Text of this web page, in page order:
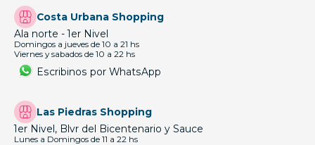
Costa Urbana Shopping
Ala norte - 1er Nivel
Domingos a jueves de 10 a 21 hs
Viernes y sabados de 10 a 22 hs
Escribinos por WhatsApp
Las Piedras Shopping
1er Nivel, Blvr del Bicentenario y Sauce
Lunes a Domingos de 11 a 22 hs